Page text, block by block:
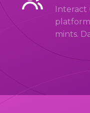
Interact
mints.